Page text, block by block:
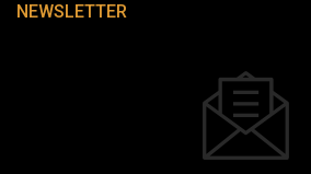
NEWSLETTER